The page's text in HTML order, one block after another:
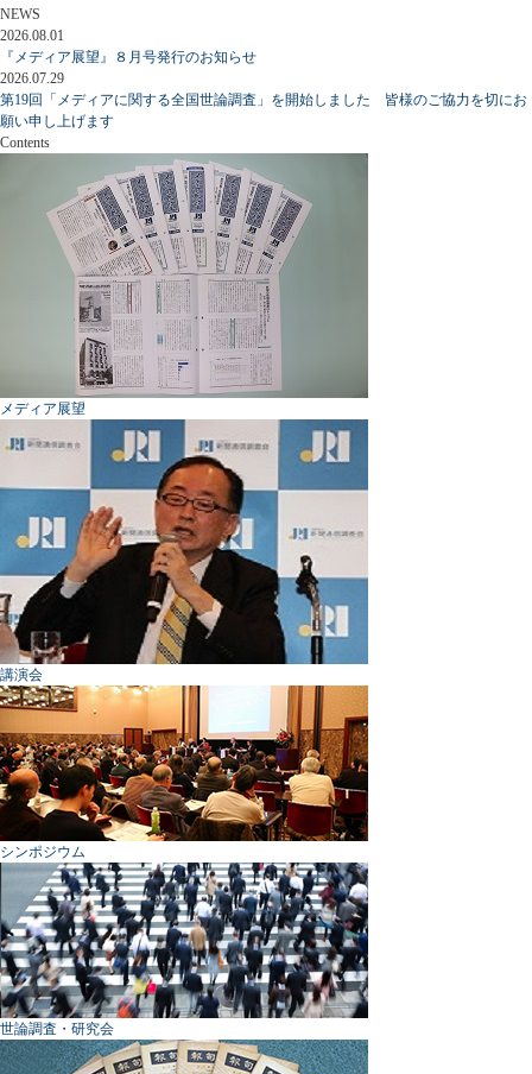
NEWS
2026.08.01
『メディア展望』８月号発行のお知らせ
2026.07.29
第19回「メディアに関する全国世論調査」を開始しました 皆様のご協力を切にお
願い申し上げます
Contents
メディア展望
講演会
シンポジウム
世論調査・研究会